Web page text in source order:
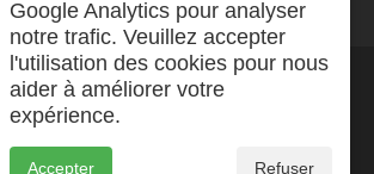
Google Analytics pour analyser
notre trafic. Veuillez accepter
l'utilisation des cookies pour nous
aider à améliorer votre
expérience.
Accepter Refuser